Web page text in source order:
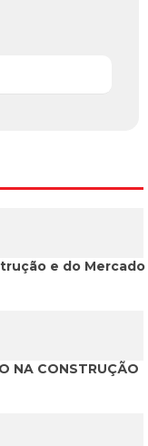
e do Mercado
NA CONSTRUÇÃO